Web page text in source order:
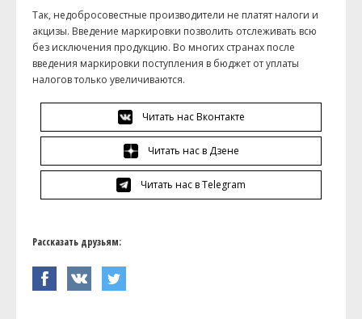
Так, недобросовестные производители не платят налоги и
акцизы. Введение маркировки позволить отслеживать всю
без исключения продукцию. Во многих странах после
введения маркировки поступления в бюджет от уплаты
налогов только увеличиваются.
Читать нас Вконтакте
Читать нас в Дзене
Читать нас в Telegram
Рассказать друзьям: